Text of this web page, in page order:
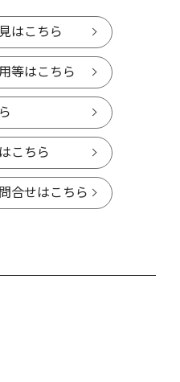
はこちら
等はこちら
こちら
合せはこちら